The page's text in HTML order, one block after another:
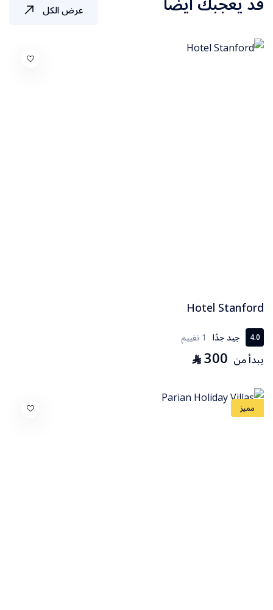
عرض الكل
Hotel Stanford
4.0 جيد جدًا 1 تقييم
يبدأ من 300
⃁
مميز